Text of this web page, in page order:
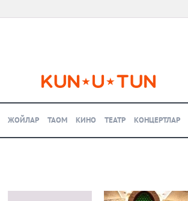
ЖОЙЛАР ТАОМ КИНО ТЕАТР КОНЦЕРТЛАР